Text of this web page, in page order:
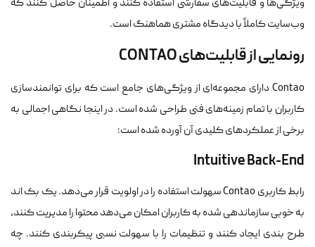
ویژگی‌ها و قابلیت‌های سفارشی استفاده کنند و اطمینان حاصل کنند که
وب‌سایت کاملاً با دیدگاه مشتری هماهنگ است.
رونمایی از قابلیت‌های CONTAO
Contao دارای مجموعه‌ای از ویژگی‌های جامع است که برای توانمندسازی
کاربران با تمام زمینه‌های فنی طراحی شده است. در اینجا نگاهی اجمالی به
برخی از عملکردهای کلیدی آن آورده شده است:
Intuitive Back-End
رابط کاربری Contao سهولت استفاده را در اولویت قرار می‌دهد. یک بک اند
به خوبی سازماندهی شده به کاربران امکان می‌دهد محتوا را مدیریت کنند،
طرح بندی ایجاد کنند و تنظیمات را با سهولت نسبی پیکربندی کنند. چه